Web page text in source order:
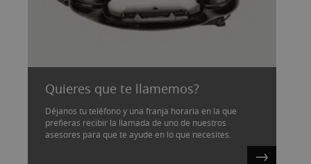
Quieres que te llamemos?
Déjanos tu teléfono y una franja horaria en la que
prefieras recibir la llamada de uno de nuestros
asesores para que te ayude en lo que necesites.